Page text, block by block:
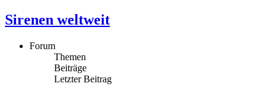
Sirenen weltweit
Forum
Themen
Beiträge
Letzter Beitrag